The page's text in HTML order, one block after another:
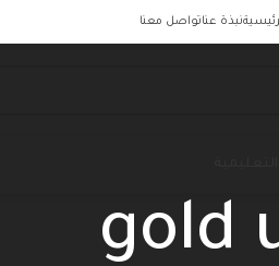
نبذة عناتواصل معنا
gold